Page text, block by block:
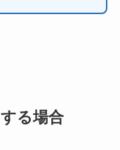
る場合